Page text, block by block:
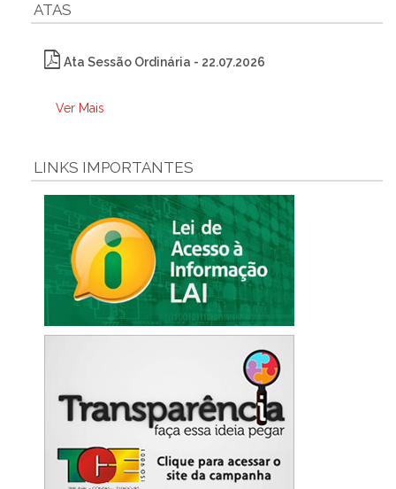
ATAS
Ata Sessão Ordinária - 22.07.2026
Ver Mais
LINKS IMPORTANTES